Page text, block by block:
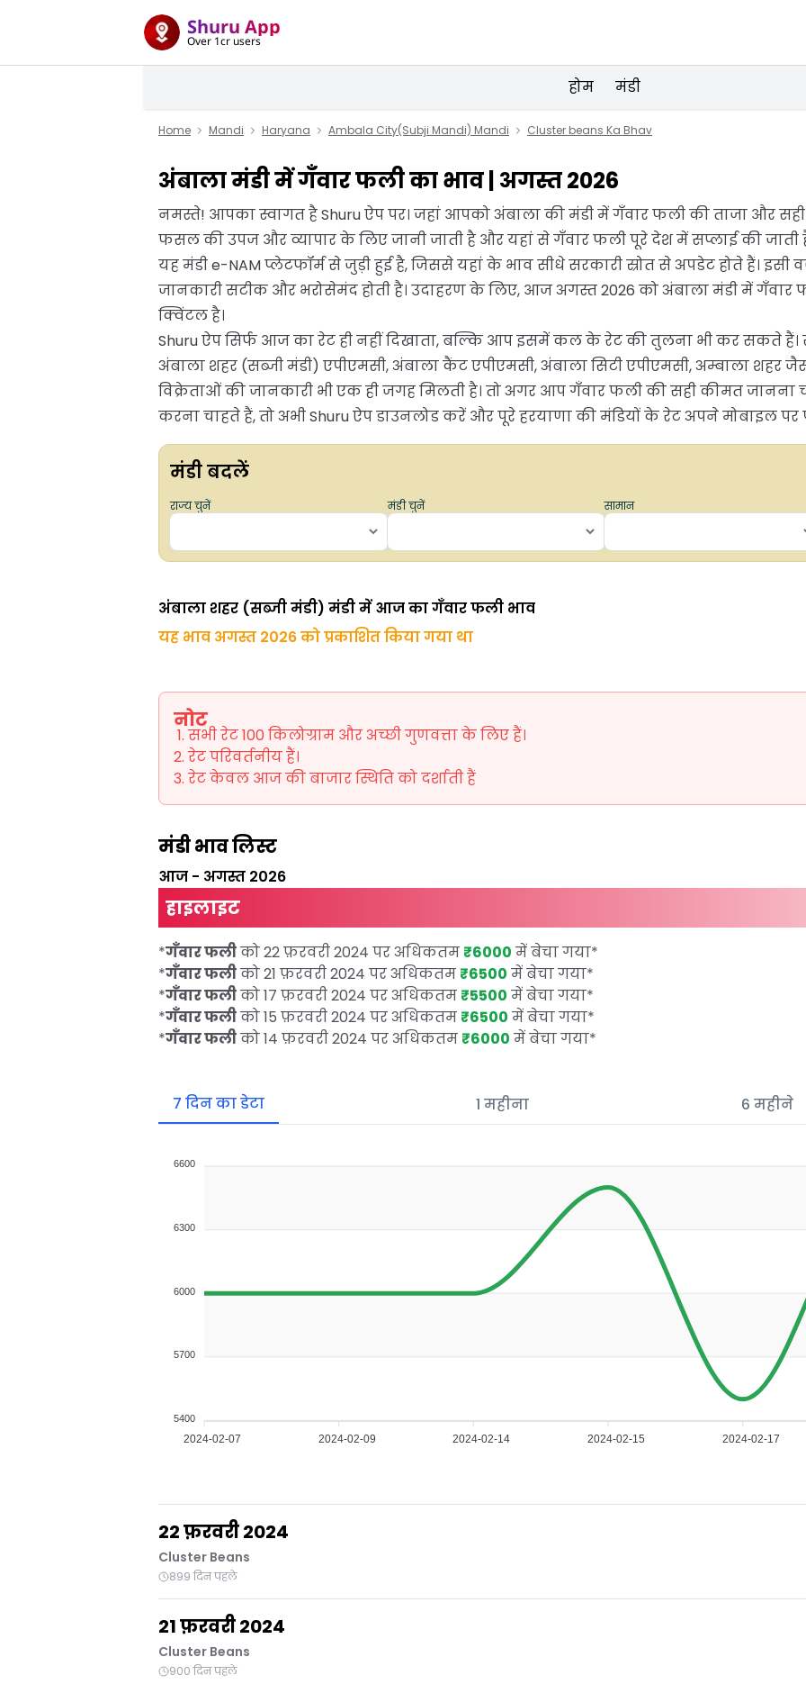
Shuru App
Over 1cr users
होम मंडी
Home Mandi Haryana Ambala City(Subji Mandi) Mandi Cluster beans Ka Bhav
अंबाला मंडी में गँवार फली का भाव | अगस्त 2026
नमस्ते! आपका स्वागत है Shuru ऐप पर। जहां आपको अंबाला की मंडी में गँवार फली की ताजा और सही
फसल की उपज और व्यापार के लिए जानी जाती है और यहां से गँवार फली पूरे देश में सप्लाई की जाती
यह मंडी e-NAM प्लेटफॉर्म से जुड़ी हुई है, जिससे यहां के भाव सीधे सरकारी स्रोत से अपडेट होते हैं।
जानकारी सटीक और भरोसेमंद होती है। उदाहरण के लिए, आज अगस्त 2026 को अंबाला मंडी में गँवार
क्विंटल है।
Shuru ऐप सिर्फ आज का रेट ही नहीं दिखाता, बल्कि आप इसमें कल के रेट की तुलना भी कर सकते हैं।
अंबाला शहर (सब्जी मंडी) एपीएमसी, अंबाला कैंट एपीएमसी, अंबाला सिटी एपीएमसी, अम्बाला शहर
विक्रेताओं की जानकारी भी एक ही जगह मिलती है। तो अगर आप गँवार फली की सही कीमत जानना
करना चाहते हैं, तो अभी Shuru ऐप डाउनलोड करें और पूरे हरयाणा की मंडियों के रेट अपने मोबाइल पर
मंडी बदलें
राज्य चुनें मंडी चुनें सामान
अंबाला शहर (सब्जी मंडी) मंडी में आज का गँवार फली भाव
यह भाव अगस्त 2026 को प्रकाशित किया गया था
नोट
सभी रेट 100 किलोग्राम और अच्छी गुणवत्ता के लिए हैं।
रेट परिवर्तनीय हैं।
रेट केवल आज की बाजार स्थिति को दर्शाती हैं
मंडी भाव लिस्ट
आज - अगस्त 2026
हाइलाइट
*गँवार फलीको 22 फ़रवरी 2024 पर अधिकतम ₹6000 में बेचा गया*
*गँवार फलीको 21 फ़रवरी 2024 पर अधिकतम ₹6500 में बेचा गया*
*गँवार फलीको 17 फ़रवरी 2024 पर अधिकतम ₹5500 में बेचा गया*
*गँवार फलीको 15 फ़रवरी 2024 पर अधिकतम ₹6500 में बेचा गया*
*गँवार फलीको 14 फ़रवरी 2024 पर अधिकतम ₹6000 में बेचा गया*
7 दिन का डेटा 1 महीना 6 महीने
6600
6300
6000
5700
5400
2024-02-07 2024-02-09 2024-02-14 2024-02-15 2024-02-17
22 फ़रवरी 2024
Cluster Beans
899 दिन पहले
21 फ़रवरी 2024
Cluster Beans
900 दिन पहले